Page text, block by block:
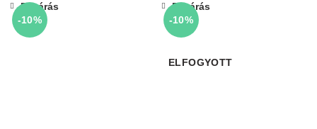
-10%
Bezárás
-10%
ELFOGYOTT
Bezárás